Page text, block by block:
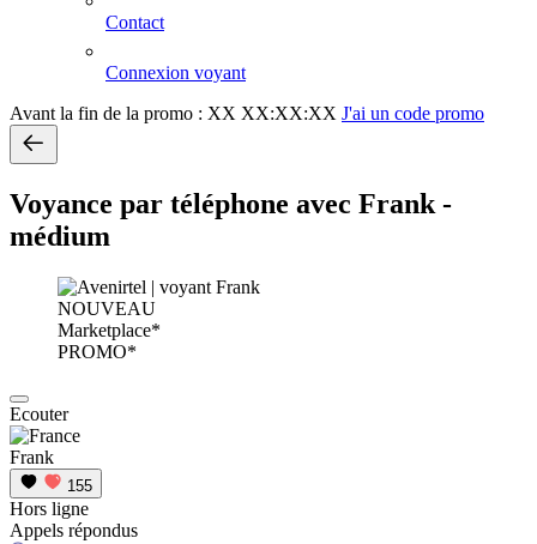
Contact
Connexion voyant
Avant la fin de la promo : XX XX:XX:XX J'ai un code promo
Voyance par téléphone avec Frank -
médium
NOUVEAU
Marketplace*
PROMO*
Ecouter
Frank
155
Hors ligne
Appels répondus